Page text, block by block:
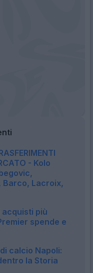
- Kolo
Barco, Lacroix,
acquisti più
spende e
calcio Napoli:
la Storia